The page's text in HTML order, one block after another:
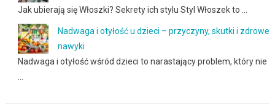
Jak ubierają się Włoszki? Sekrety ich stylu Styl Włoszek to …
Nadwaga i otyłość u dzieci – przyczyny, skutki i zdrowe
nawyki
Nadwaga i otyłość wśród dzieci to narastający problem, który nie